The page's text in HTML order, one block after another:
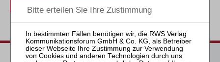
Passende Bücher